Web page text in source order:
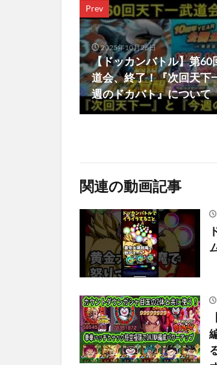
Prev
2025年10月26日
【ドッカンバトル】第60
道会、終了！『次回天下
週のドカバト』について
関連の動画記事